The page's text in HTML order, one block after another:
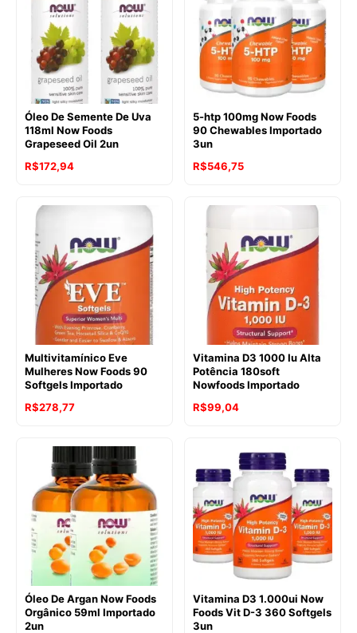
Óleo De Semente De Uva
118ml Now Foods
Grapeseed Oil 2un
R$172,94
5-htp 100mg Now Foods
90 Chewables Importado
3un
R$546,75
Multivitamínico Eve
Mulheres Now Foods 90
Softgels Importado
R$278,77
Vitamina D3 1000 Iu Alta
Potência 180soft
Nowfoods Importado
R$99,04
Óleo De Argan Now Foods
Orgânico 59ml Importado
2un
Vitamina D3 1.000ui Now
Foods Vit D-3 360 Softgels
3un